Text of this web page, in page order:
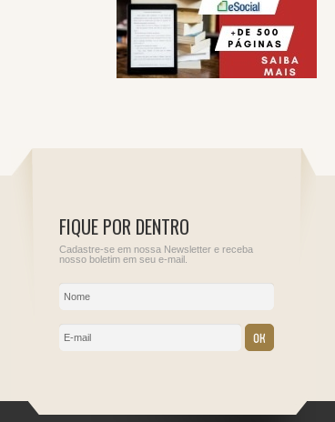
Sem obrigações para
este dia.
Sem obrigações para
FIQUE POR DENTRO
Cadastre-se em nossa Newsletter e receba
nosso boletim em seu e-mail.